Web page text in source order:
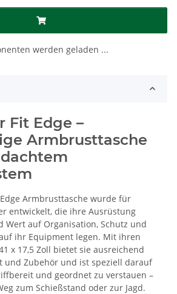
werden geladen ...
Fit Edge –
Armbrusttasche
Armbrusttasche wurde für
entwickelt, die ihre Ausrüstung
Wert auf Organisation, Schutz und
ihr Equipment legen. Mit ihren
x 17,5 Zoll bietet sie ausreichend
und Zubehör und ist speziell darauf
und geordnet zu verstauen –
zum Schießstand oder zur Jagd.